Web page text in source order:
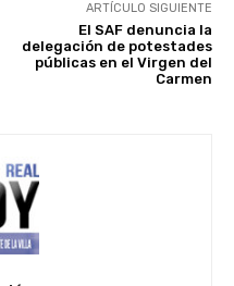
ARTÍCULO SIGUIENTE
El SAF denuncia la
delegación de potestades
públicas en el Virgen del
Carmen